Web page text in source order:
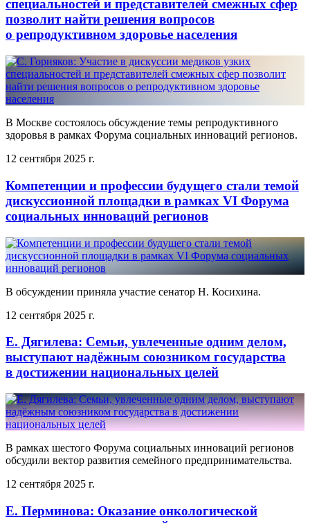
специальностей и представителей смежных сфер
позволит найти решения вопросов
о репродуктивном здоровье населения
В Москве состоялось обсуждение темы репродуктивного
здоровья в рамках Форума социальных инноваций регионов.
12 сентября 2025 г.
Компетенции и профессии будущего стали темой
дискуссионной площадки в рамках VI Форума
социальных инноваций регионов
В обсуждении приняла участие сенатор Н. Косихина.
12 сентября 2025 г.
Е. Дягилева: Семьи, увлеченные одним делом,
выступают надёжным союзником государства
в достижении национальных целей
В рамках шестого Форума социальных инноваций регионов
обсудили вектор развития семейного предпринимательства.
12 сентября 2025 г.
Е. Перминова: Оказание онкологической